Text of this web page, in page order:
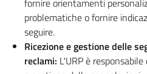
fornire orientamenti
problematiche o fornire
seguire.
Ricezione e gestione delle
reclami: L'URP è